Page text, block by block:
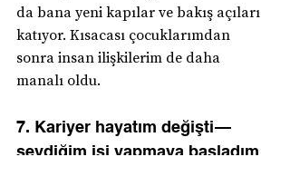
da bana yeni kapılar ve bakış açıları
katıyor. Kısacası çocuklarımdan
sonra insan ilişkilerim de daha
manalı oldu.
7. Kariyer hayatım değişti —
sevdiğim işi yapmaya başladım